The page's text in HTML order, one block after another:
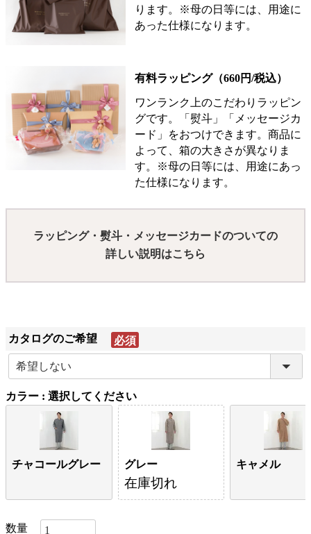
ります。※母の日等には、用途に
あった仕様になります。
有料ラッピング（660円/税込）
ワンランク上のこだわりラッピン
グです。「熨斗」「メッセージカ
ード」をおつけできます。商品に
よって、箱の大きさが異なりま
す。※母の日等には、用途にあっ
た仕様になります。
ラッピング・熨斗・メッセージカードのついての
詳しい説明はこちら
カタログのご希望
(必
須)
カラー 選択してください
チャコールグレー グレー
在庫切れ
キャメル